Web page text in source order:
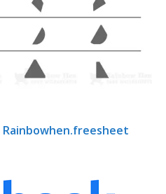
Rainbowhen.freesheet